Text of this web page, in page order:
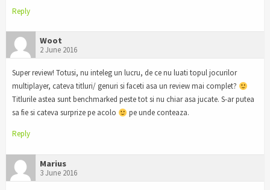
Reply
Woot
2 June 2016
Super review! Totusi, nu inteleg un lucru, de ce nu luati topul jocurilor
multiplayer, cateva titluri/ genuri si faceti asa un review mai complet?
Titlurile astea sunt benchmarked peste tot si nu chiar asa jucate. S-ar putea
sa fie si cateva surprize pe acolo
pe unde conteaza.
Reply
Marius
3 June 2016